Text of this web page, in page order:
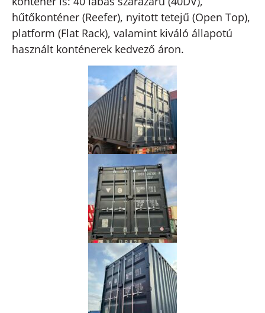
hűtőkonténer (Reefer), nyitott tetejű (Open Top),
platform (Flat Rack), valamint kiváló állapotú
használt konténerek kedvező áron.